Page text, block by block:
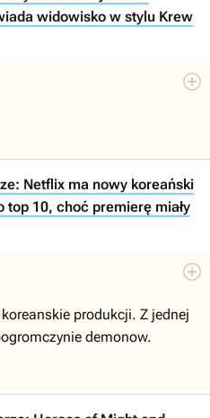
widowisko w stylu Krew
Netflix ma nowy koreański
top 10, choć premierę miały
produkcji. Z jednej
demonow.